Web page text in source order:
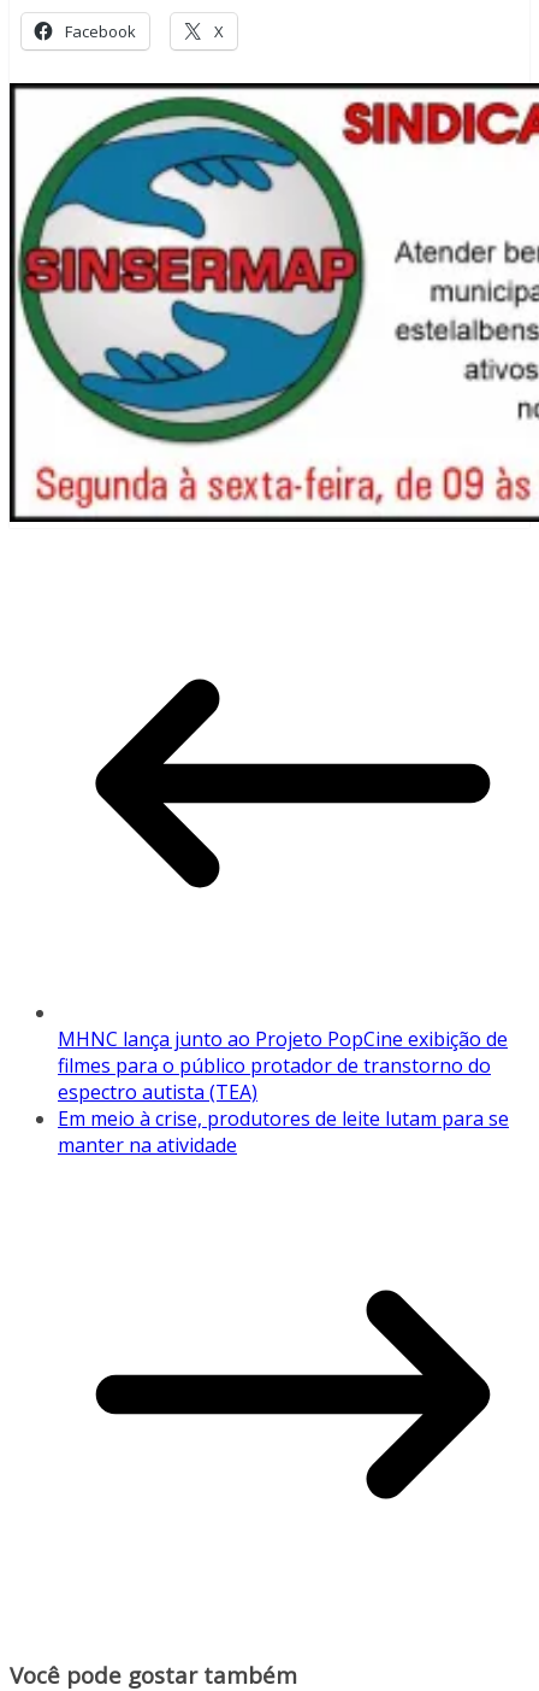
Facebook X
MHNC lança junto ao Projeto PopCine exibição de
filmes para o público protador de transtorno do
espectro autista (TEA)
Em meio à crise, produtores de leite lutam para se
manter na atividade
Você pode gostar também